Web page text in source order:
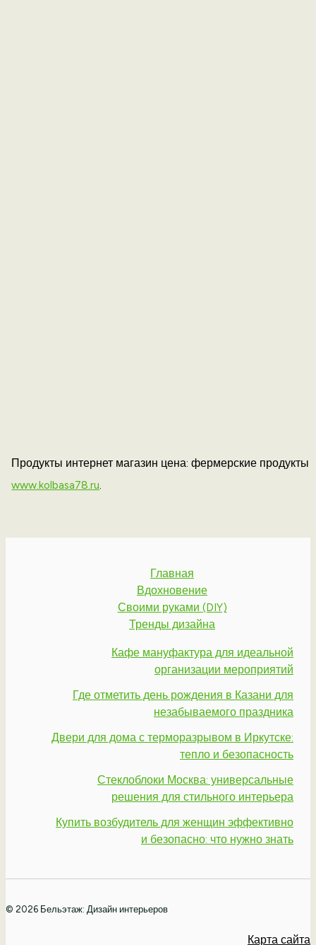
Продукты интернет магазин цена: фермерские продукты
www.kolbasa78.ru.
Главная
Вдохновение
Своими руками (DIY)
Тренды дизайна
Кафе мануфактура для идеальной
организации мероприятий
Где отметить день рождения в Казани для
незабываемого праздника
Двери для дома с терморазрывом в Иркутске:
тепло и безопасность
Стеклоблоки Москва: универсальные
решения для стильного интерьера
Купить возбудитель для женщин эффективно
и безопасно: что нужно знать
© 2026 Бельэтаж: Дизайн интерьеров
Карта сайта